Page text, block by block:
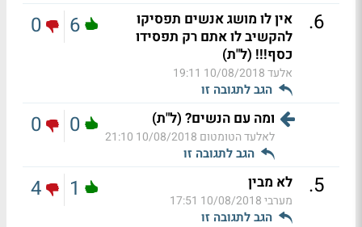
6
.
אין לו מושג אנשים תפסיקו
להקשיב לו אתם רק תפסידו
כסף!!! (ל"ת)
אלעד10/08/2018 19:11
הגב לתגובה זו
6
0
ומה עם הנשים? (ל"ת)
לאלעד הטומטום 10/08/2018 21:10
הגב לתגובה זו
0
0
5
. לא מבין
מערבי10/08/2018 17:51
הגב לתגובה זו
1
4